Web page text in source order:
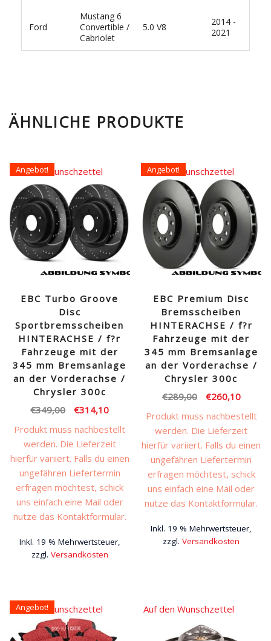
Ford
Mustang 6
Convertible /
Cabriolet
5.0 V8
2014 -
2021
ÄHNLICHE PRODUKTE
Angebot!
EBC Turbo Groove
Disc
Sportbremsscheiben
HINTERACHSE / f?r
Fahrzeuge mit der
345 mm Bremsanlage
an der Vorderachse /
Chrysler 300c
€349,00
Ursprünglicher
Preis
war:
€349,00
€314,10Aktueller
Preis
ist:
€314,10.
Produkt muss nachbestellt
werden. Die Lieferzeit
hierfür variiert. Falls du einen
ungefähren Liefertermin
erfragen möchtest, schick
uns einfach eine Mail oder
nutze das Kontaktformular.
Inkl. 19 % Mehrwertsteuer,
zzgl. Versandkosten
Auf den Wunschzettel Angebot!
EBC Premium Disc
Bremsscheiben
HINTERACHSE / f?r
Fahrzeuge mit der
345 mm Bremsanlage
an der Vorderachse /
Chrysler 300c
€289,00
Ursprünglicher
Preis
war:
€289,00
€260,10
Preis
ist:
Produkt muss nachbestellt
werden. Die Lieferzeit
hierfür variiert. Falls du einen
ungefähren Liefertermin
erfragen möchtest, schick
uns einfach eine Mail oder
nutze das Kontaktformular.
Inkl. 19 % Mehrwertsteuer,
zzgl.Versandkosten
Auf den Wunschzettel
Angebot!
Auf den Wunschzettel Auf den Wunschzettel